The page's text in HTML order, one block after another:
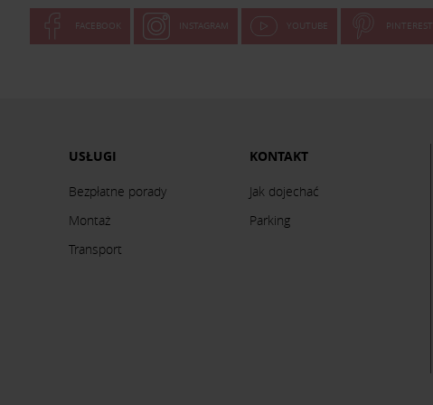
FACEBOOK INSTAGRAM YOUTUBE PINTEREST
USŁUGI
Bezpłatne porady
Montaż
Transport
KONTAKT
Jak dojechać
Parking